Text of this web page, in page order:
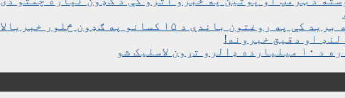
د ۱۵ کسانو په ګډون څلور خبریالان وژل شوي دي
او دقیق خبرونه!